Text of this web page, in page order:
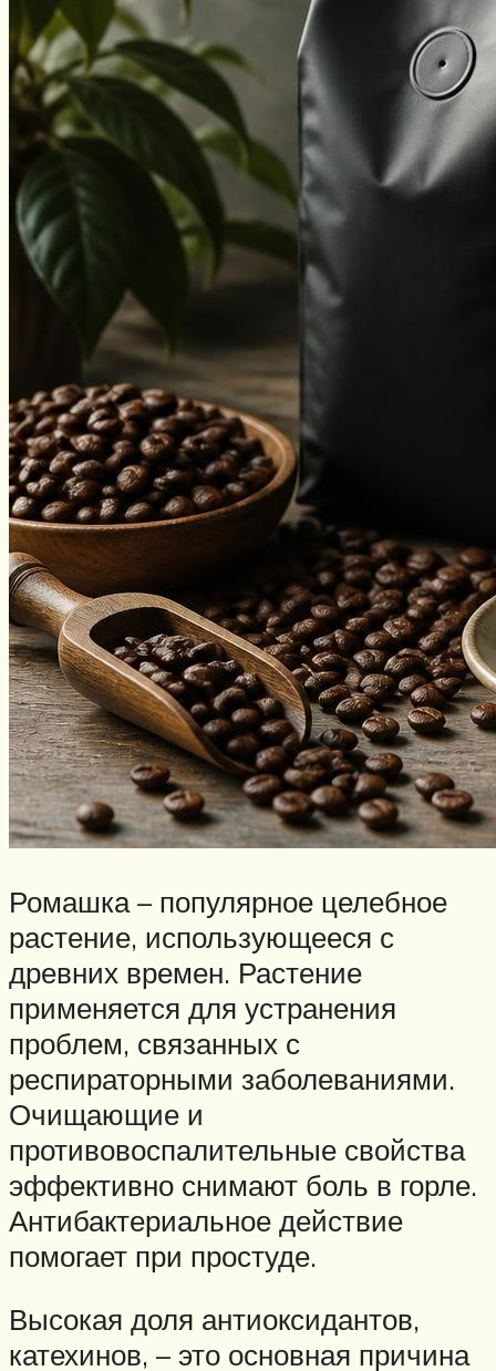
Ромашка – популярное целебное
растение, использующееся с
древних времен. Растение
применяется для устранения
проблем, связанных с
респираторными заболеваниями.
Очищающие и
противовоспалительные свойства
эффективно снимают боль в горле.
Антибактериальное действие
помогает при простуде.
Высокая доля антиоксидантов,
катехинов, – это основная причина